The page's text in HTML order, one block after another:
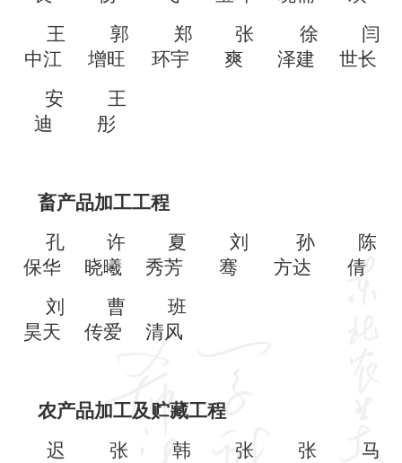
王
中江
郭
增旺
郑
环宇
张
爽
徐
泽建
闫
世长
安
迪
王
彤
畜产品加工工程
孔
保华
许
晓曦
夏
秀芳
刘
骞
孙
方达
陈
倩
刘
昊天
曹
传爱
班
清风
农产品加工及贮藏工程
迟
张
韩
张
张
马